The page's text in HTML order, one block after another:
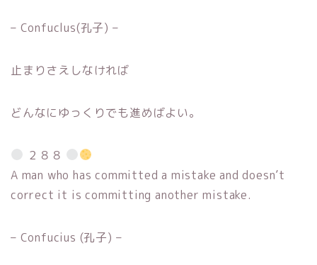
– Confuclus(孔子) –
止まりさえしなければ
どんなにゆっくりでも進めばよい。
２８８
A man who has committed a mistake and doesn’t
correct it is committing another mistake.
– Confucius (孔子) –